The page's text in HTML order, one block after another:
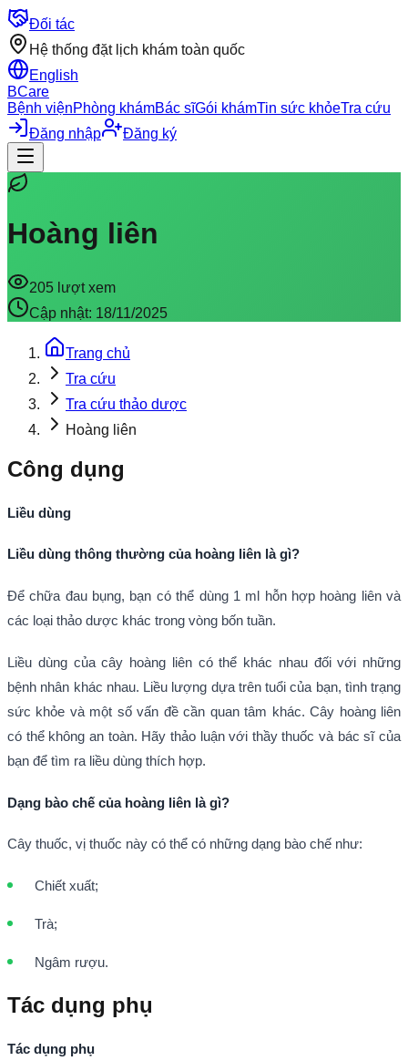
Đối tác
Hệ thống đặt lịch khám toàn quốc
English
BCare
Bệnh việnPhòng khámBác sĩGói khámTin sức khỏeTra cứu
Đăng nhập
Đăng ký
Hoàng liên
205 lượt xem
Cập nhật: 18/11/2025
Trang chủ
Tra cứu
Tra cứu thảo dược
Hoàng liên
Công dụng
Liều dùng
Liều dùng thông thường của hoàng liên là gì?
Để chữa đau bụng, bạn có thể dùng 1 ml hỗn hợp hoàng liên và
các loại thảo dược khác trong vòng bốn tuần.
Liều dùng của cây hoàng liên có thể khác nhau đối với những
bệnh nhân khác nhau. Liều lượng dựa trên tuổi của bạn, tình trạng
sức khỏe và một số vấn đề cần quan tâm khác. Cây hoàng liên
có thể không an toàn. Hãy thảo luận với thầy thuốc và bác sĩ của
bạn để tìm ra liều dùng thích hợp.
Dạng bào chế của hoàng liên là gì?
Cây thuốc, vị thuốc này có thể có những dạng bào chế như:
Chiết xuất;
Trà;
Ngâm rượu.
Tác dụng phụ
Tác dụng phụ